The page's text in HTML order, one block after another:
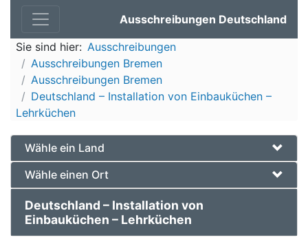
Ausschreibungen Deutschland
Sie sind hier: Ausschreibungen
Ausschreibungen Bremen
Ausschreibungen Bremen
Deutschland – Installation von Einbauküchen –
Lehrküchen
Wähle ein Land
Wähle einen Ort
Deutschland – Installation von
Einbauküchen – Lehrküchen